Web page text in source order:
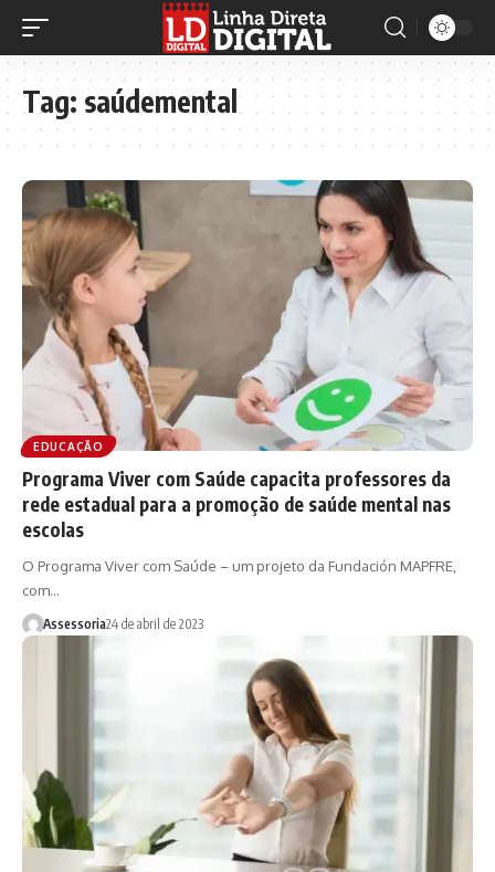
Tag: saúdemental
EDUCAÇÃO
Programa Viver com Saúde capacita professores da
rede estadual para a promoção de saúde mental nas
escolas
O Programa Viver com Saúde – um projeto da Fundación MAPFRE,
com…
Assessoria24 de abril de 2023